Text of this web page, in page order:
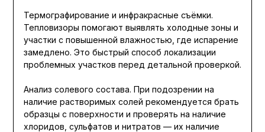
Термографирование и инфракрасные съёмки.
Тепловизоры помогают выявлять холодные зоны и
участки с повышенной влажностью, где испарение
замедлено. Это быстрый способ локализации
проблемных участков перед детальной проверкой.
Анализ солевого состава. При подозрении на
наличие растворимых солей рекомендуется брать
образцы с поверхности и проверять на наличие
хлоридов, сульфатов и нитратов — их наличие